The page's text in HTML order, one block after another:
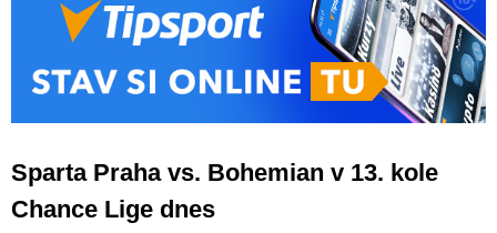
Sparta Praha vs. Bohemian v 13. kole
Chance Lige dnes